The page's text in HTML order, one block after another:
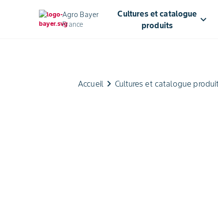
Agro Bayer
France
Cultures et catalogue
produits
keyboard_arrow_down
Accueil keyboard_arrow_right Cultures et catalogue